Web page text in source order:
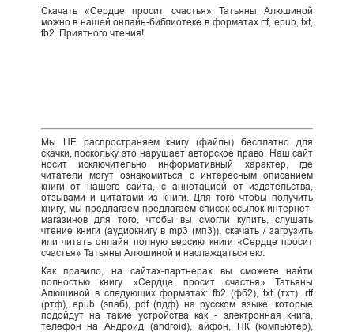
Скачать «Сердце просит счастья» Татьяны Алюшиной
можно в нашей онлайн-библиотеке в форматах rtf, epub, txt,
fb2. Приятного чтения!
Мы НЕ распространяем книгу (файлы) бесплатно для
скачки, поскольку это нарушает авторское право. Наш сайт
носит исключительно информативный характер, где
читатели могут ознакомиться с интересным описанием
книги от нашего сайта, с аннотацией от издательства,
отзывами и цитатами из книги. Для того чтобы получить
книгу, мы предлагаем предлагаем список ссылок интернет-
магазинов для того, чтобы вы смогли купить, слушать
чтение книги (аудиокнигу в mp3 (мп3)), скачать / загрузить
или читать онлайн полную версию книги «Сердце просит
счастья» Татьяны Алюшиной и наслаждаться ею.
Как правило, на сайтах-партнерах вы сможете найти
полностью книгу «Сердце просит счастья» Татьяны
Алюшиной в следующих форматах: fb2 (фб2), txt (тхт), rtf
(ртф), epub (эпаб), pdf (пдф) на русском языке, которые
подойдут на такие устройства как - электронная книга,
телефон на Андроид (android), айфон, ПК (компьютер),